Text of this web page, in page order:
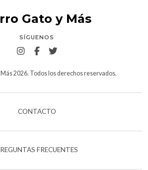
Gato y Más
SÍGUENOS
2026. Todos los derechos reservados.
CONTACTO
FRECUENTES